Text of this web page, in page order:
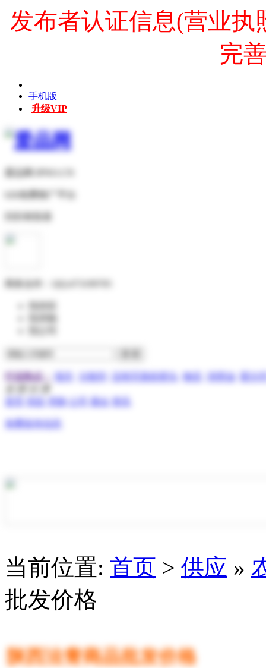
发布者认证信息(营业
完
手机版
升级VIP
行业热点： 报关 分散剂 压电写真机喷头 物流 润滑油
求购 展会
免费发布信息
当前位置: 首页 > 供应 »
批发价格
陕西法青商品批发价格